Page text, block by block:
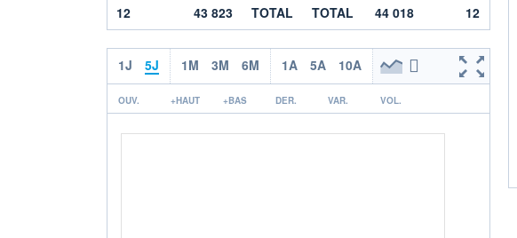
12
43 823 TOTAL TOTAL 44 018 12
1J 5J 1M 3M 6M 1A 5A 10A
OUV. +HAUT +BAS DER. VAR. VOL.